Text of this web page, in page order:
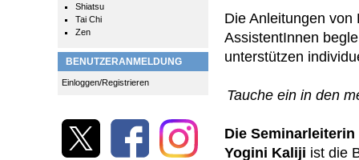
Shiatsu
Tai Chi
Zen
BENUTZERANMELDUNG
Einloggen/Registrieren
Die Anleitungen
AssistentInnen
unterstützen
Tauche ein in den
Die Seminarleiterin
Yogini Kaliji ist die